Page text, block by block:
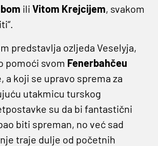
ili Vitom Krejcijem, svakom
predstavlja ozljeda Veselyja,
pomoći svom Fenerbahčeu
a koji se upravo sprema za
utakmicu turskog
su da bi fantastični
biti spreman, no već sad
traje dulje od početnih